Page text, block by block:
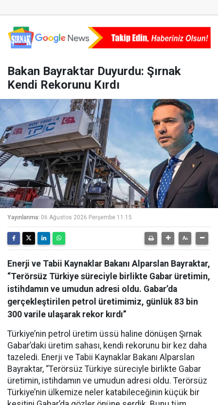
Bakan Bayraktar Duyurdu: Şırnak
Kendi Rekorunu Kırdı
Yayınlanma: 06 Ağustos 2026 Perşembe 11:15
Enerji ve Tabii Kaynaklar Bakanı Alparslan Bayraktar,
“Terörsüz Türkiye süreciyle birlikte Gabar üretimin,
istihdamın ve umudun adresi oldu. Gabar’da
gerçekleştirilen petrol üretimimiz, günlük 83 bin
300 varile ulaşarak rekor kırdı”
Türkiye’nin petrol üretim üssü haline dönüşen Şırnak
Gabar’daki üretim sahası, kendi rekorunu bir kez daha
tazeledi. Enerji ve Tabii Kaynaklar Bakanı Alparslan
Bayraktar, “Terörsüz Türkiye süreciyle birlikte Gabar
üretimin, istihdamın ve umudun adresi oldu. Terörsüz
Türkiye’nin ülkemize neler katabileceğinin küçük bir